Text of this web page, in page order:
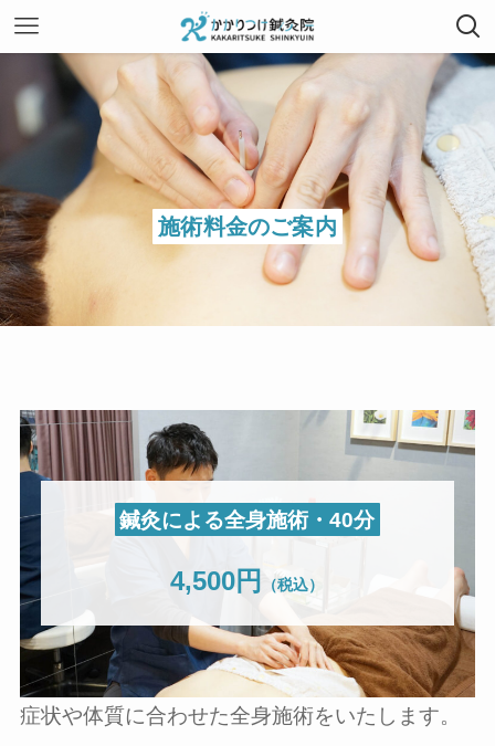
施術料金のご案内
鍼灸による全身施術・40分
4,500円 （税込）
症状や体質に合わせた全身施術をいたします。